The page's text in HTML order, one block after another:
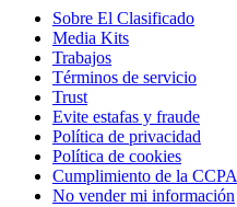
Sobre El Clasificado
Media Kits
Trabajos
Términos de servicio
Trust
Evite estafas y fraude
Política de privacidad
Política de cookies
Cumplimiento de la CCPA
No vender mi información